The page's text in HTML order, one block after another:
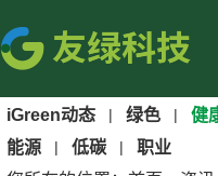
iGreen动态 | 绿色 | 健
能源 | 低碳 |
职业